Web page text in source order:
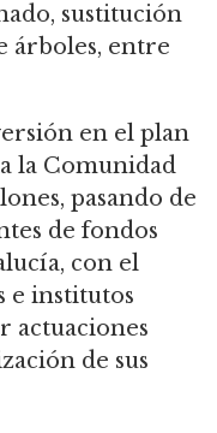
sustitución
árboles, entre
en el plan
la Comunidad
pasando de
de fondos
con el
e institutos
actuaciones
de sus